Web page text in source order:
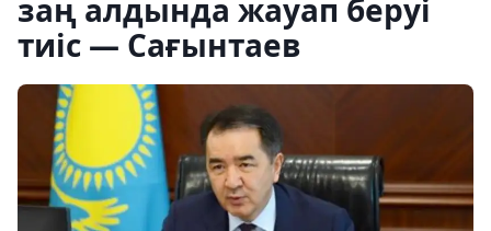
заң алдында жауап беруі
тиіс — Сағынтаев